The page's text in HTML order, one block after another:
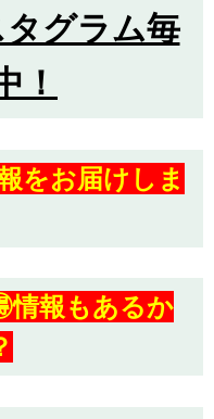
グラム毎
！
をお届けしま
情報もあるか